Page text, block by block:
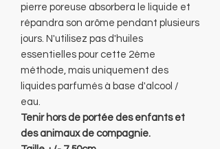
pierre poreuse absorbera le liquide et
répandra son arôme pendant plusieurs
jours. N'utilisez pas d'huiles
essentielles pour cette 2ème
méthode, mais uniquement des
liquides parfumés à base d'alcool /
eau.
Tenir hors de portée des enfants et
des animaux de compagnie.